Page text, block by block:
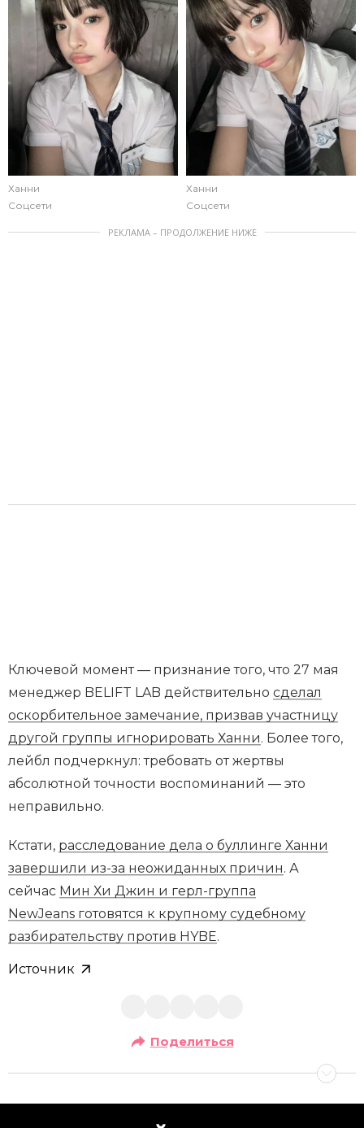
Ханни
Соцсети
Ханни
Соцсети
РЕКЛАМА – ПРОДОЛЖЕНИЕ НИЖЕ
Ключевой момент — признание того, что 27 мая
менеджер BELIFT LAB действительно сделал
оскорбительное замечание, призвав участницу
другой группы игнорировать Ханни. Более того,
лейбл подчеркнул: требовать от жертвы
абсолютной точности воспоминаний — это
неправильно.
Кстати, расследование дела о буллинге Ханни
завершили из-за неожиданных причин. А
сейчас Мин Хи Джин и герл-группа
NewJeans готовятся к крупному судебному
разбирательству против HYBE.
Источник
Поделиться